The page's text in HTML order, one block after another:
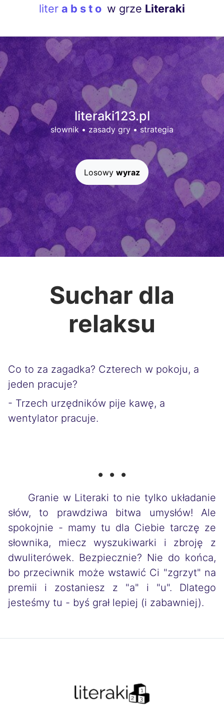
liter absto w grze Literaki
literaki123.pl
słownik • zasady gry• strategia
Losowy wyraz
Suchar dla
relaksu
Co to za zagadka? Czterech w pokoju, a
jeden pracuje?
- Trzech urzędników pije kawę, a
wentylator pracuje.
. . .
Granie w Literaki to nie tylko układanie
słów, to prawdziwa bitwa umysłów! Ale
spokojnie - mamy tu dla Ciebie tarczę ze
słownika, miecz wyszukiwarki i zbroję z
dwuliterówek. Bezpiecznie? Nie do końca,
bo przeciwnik może wstawić Ci "zgrzyt" na
premii i zostaniesz z "a" i "u". Dlatego
jesteśmy tu - byś grał lepiej (i zabawniej).